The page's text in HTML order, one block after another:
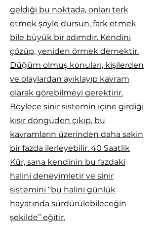
geldiği bu noktada, onları terk
etmek şöyle dursun, fark etmek
bile büyük bir adımdır. Kendini
çözüp, yeniden örmek demektir.
Düğüm olmuş konuları, kişilerden
ve olaylardan ayıklayıp kavram
olarak görebilmeyi gerektirir.
Böylece sinir sistemin içine girdiği
kısır döngüden çıkıp, bu
kavramların üzerinden daha sakin
bir fazda ilerleyebilir. 40 Saatlik
Kür, sana kendinin bu fazdaki
halini deneyimletir ve sinir
sistemini “bu halini günlük
hayatında sürdürülebileceğin
şekilde” eğitir.